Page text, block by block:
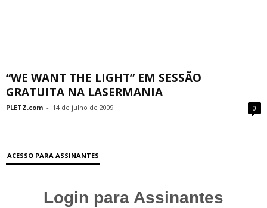
“WE WANT THE LIGHT” EM SESSÃO
GRATUITA NA LASERMANIA
PLETZ.com - 14 de julho de 2009 0
ACESSO PARA ASSINANTES
Login para Assinantes